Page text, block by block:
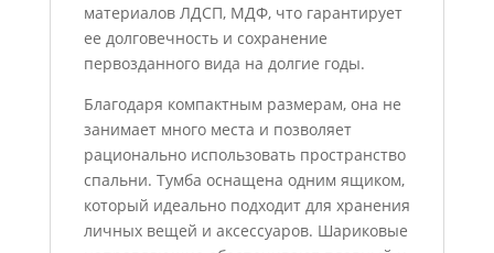
материалов ЛДСП, МДФ, что гарантирует
ее долговечность и сохранение
первозданного вида на долгие годы.
Благодаря компактным размерам, она не
занимает много места и позволяет
рационально использовать пространство
спальни. Тумба оснащена одним ящиком,
который идеально подходит для хранения
личных вещей и аксессуаров. Шариковые